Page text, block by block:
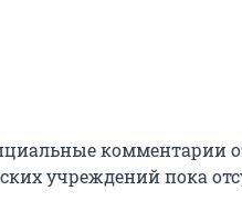
комментарии
учреждений пока